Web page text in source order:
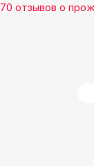
70 отзывов о